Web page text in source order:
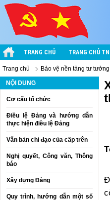
TRANG CHỦ TRANG CHỦ
Trang chủ Bảo vệ nền tảng tư tưởng
NỘI DUNG
Cơ cấu tổ chức
Điều lệ Đảng và hướng dẫn
thực hiện điều lệ Đảng
Văn bản chỉ đạo của cấp trên
Nghị quyết, Công văn, Thông
báo
Xây dựng Đảng
Quy trình, hướng dẫn một số